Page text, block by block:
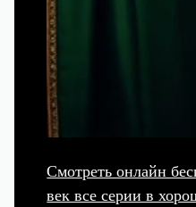
Смотреть онлайн
век все серии в